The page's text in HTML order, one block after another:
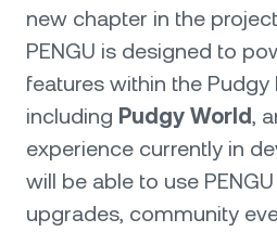
new chapter in the
PENGU is designed to
features within the Pudgy
including Pudgy World,
experience currently in
will be able to use
upgrades, community